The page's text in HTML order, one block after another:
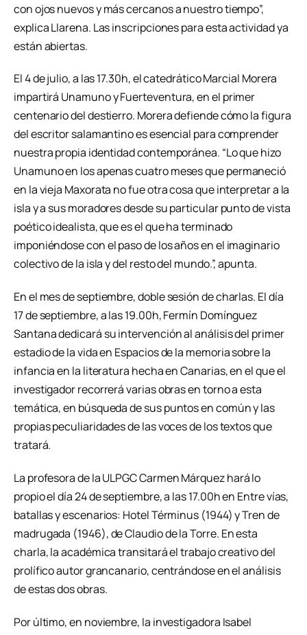
con ojos nuevos y más cercanos a nuestro tiempo”,
explica Llarena. Las inscripciones para esta actividad ya
están abiertas.
El 4 de julio, a las 17.30h, el catedrático Marcial Morera
impartirá Unamuno y Fuerteventura, en el primer
centenario del destierro. Morera defiende cómo la figura
del escritor salamantino es esencial para comprender
nuestra propia identidad contemporánea. “Lo que hizo
Unamuno en los apenas cuatro meses que permaneció
en la vieja Maxorata no fue otra cosa que interpretar a la
isla y a sus moradores desde su particular punto de vista
poético idealista, que es el que ha terminado
imponiéndose con el paso de los años en el imaginario
colectivo de la isla y del resto del mundo.”, apunta.
En el mes de septiembre, doble sesión de charlas. El día
17 de septiembre, a las 19.00h, Fermín Domínguez
Santana dedicará su intervención al análisis del primer
estadio de la vida en Espacios de la memoria sobre la
infancia en la literatura hecha en Canarias, en el que el
investigador recorrerá varias obras en torno a esta
temática, en búsqueda de sus puntos en común y las
propias peculiaridades de las voces de los textos que
tratará.
La profesora de la ULPGC Carmen Márquez hará lo
propio el día 24 de septiembre, a las 17.00h en Entre vías,
batallas y escenarios: Hotel Términus (1944) y Tren de
madrugada (1946), de Claudio de la Torre. En esta
charla, la académica transitará el trabajo creativo del
prolífico autor grancanario, centrándose en el análisis
de estas dos obras.
Por último, en noviembre, la investigadora Isabel